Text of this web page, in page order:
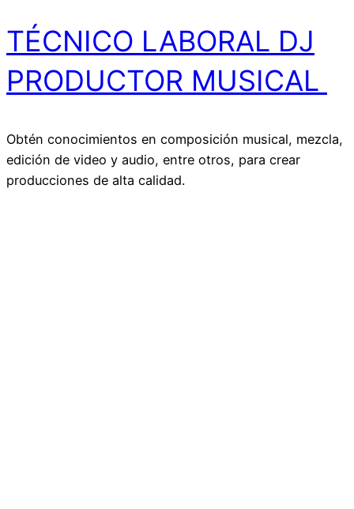
TÉCNICO LABORAL DJ
PRODUCTOR MUSICAL ​
Obtén conocimientos en composición musical, mezcla,
edición de video y audio, entre otros, para crear
producciones de alta calidad.